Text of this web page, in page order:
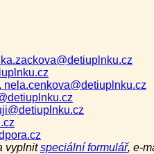
nela.cenkova@detiuplnku.cz
vyplnitspeciální formulář, e-